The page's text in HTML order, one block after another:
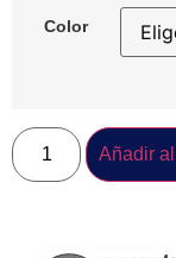
Color
Añadir